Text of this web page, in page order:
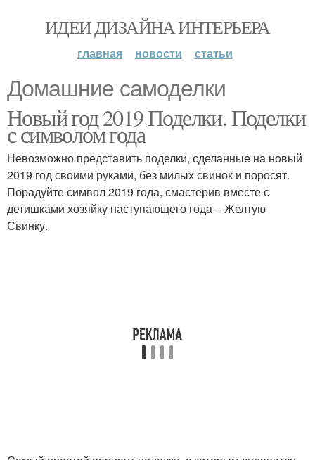
ИДЕИ ДИЗАЙНА ИНТЕРЬЕРА
главная новости статьи
Домашние самоделки
Новый год 2019 Поделки. Поделки
с символом года
Невозможно представить поделки, сделанные на новый
2019 год своими руками, без милых свинок и поросят.
Порадуйте символ 2019 года, смастерив вместе с
детишками хозяйку наступающего года – Желтую
Свинку.